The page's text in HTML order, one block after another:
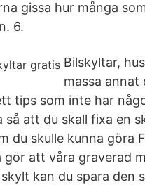
gissa hur många
6.
Bilskyltar,
massa annat
tips som inte har
så att du skall fixa en
du skulle kunna göra
gör att våra graverad
kan du spara